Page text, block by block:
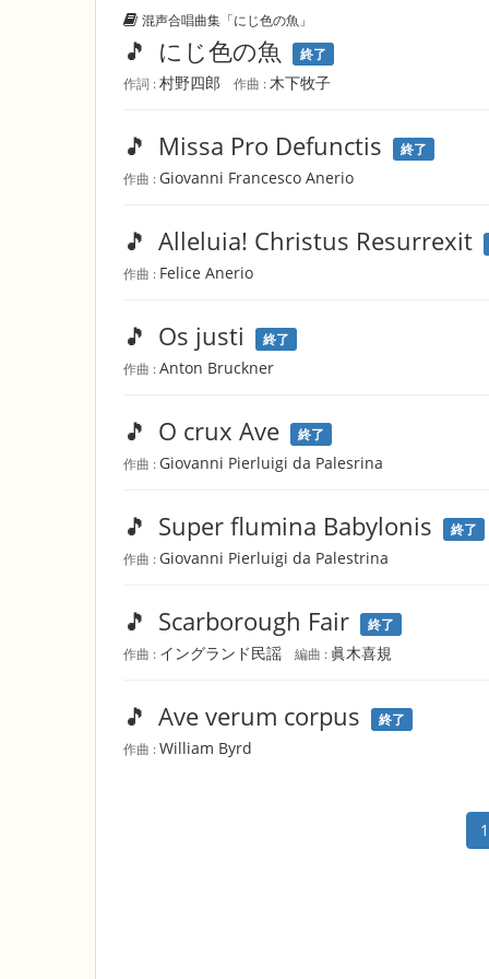
混声合唱曲集「にじ色の魚」
🎵 にじ色の魚 終了
作詞 :村野四郎 作曲 :木下牧子
🎵 Missa Pro Defunctis 終了
作曲 : Giovanni Francesco Anerio
🎵 Alleluia! Christus Resurrexit
作曲 : Felice Anerio
🎵 Os justi 終了
作曲 :Anton Bruckner
🎵 O crux Ave 終了
作曲 : Giovanni Pierluigi da Palesrina
🎵 Super flumina Babylonis 終了
作曲 : Giovanni Pierluigi da Palestrina
🎵 Scarborough Fair 終了
作曲 : イングランド民謡 編曲 : 眞木喜規
🎵 Ave verum corpus 終了
作曲 :William Byrd
1